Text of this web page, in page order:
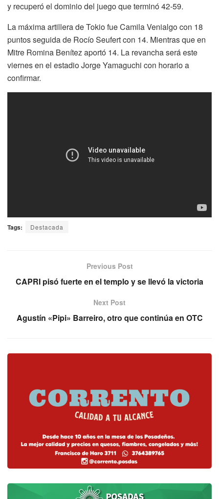
y recuperó el dominio del juego que terminó 42-59.
La máxima artillera de Tokio fue Camila Venialgo con 18
puntos seguida de Rocío Seufert con 14. Mientras que en
Mitre Romina Benítez aportó 14. La revancha será este
viernes en el estadio Jorge Yamaguchi con horario a
confirmar.
Tags: Destacada
Previous Post
CAPRI pisó fuerte en el templo y se llevó la victoria
Next Post
Agustín «Pipi» Barreiro, otro que continúa en OTC